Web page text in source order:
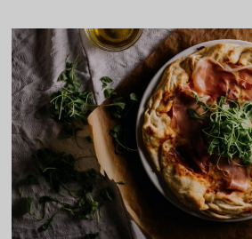
JÓL
FOG
JÖNNI.